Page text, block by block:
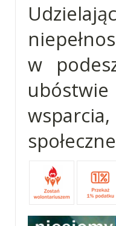
w
ubóstwie